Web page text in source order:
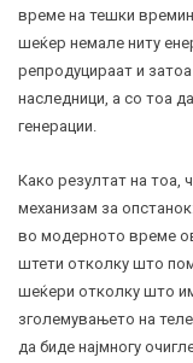
време на тешки
шеќер немале ниту
репродуцираат и
наследници, а со тоа
генерации.
Како резултат на тоа,
механизам за
во модерното време
штети отколку што
шеќери отколку што
зголемувањето на
да биде најмногу